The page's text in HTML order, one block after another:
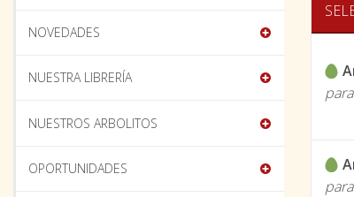
NOVEDADES
NUESTRA LIBRERÍA
NUESTROS ARBOLITOS
OPORTUNIDADES